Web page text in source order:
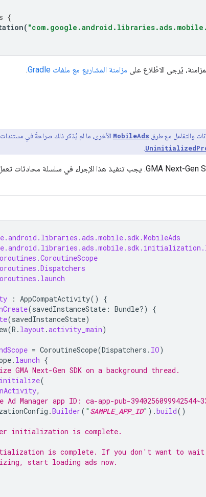
{
(
يُرجى الاطّلاع على مزامنة المشاريع مع ملفات Gradle .
والتفاعل مع طرق MobileAds الأخرى، ما لم يُذكر ذلك صراحةً في
GMA Next-Gen. يجب تنفيذ هذا الإجراء في سلسلة محادثات
: AppCompatActivity()
{
(savedInstanceState : Bundle?)
{
(savedInstanceState)
(R . layout.activity_main)
= CoroutineScope(Dispatchers . IO)
. launch {
GMA Next-Gen SDK on a background thread.
initialize(
,
Ad Manager app ID: ca-app-pub-
.Builder( " SAMPLE_APP_ID" ).build()
initialization is complete.
is complete. If you don't want to
start loading ads now.